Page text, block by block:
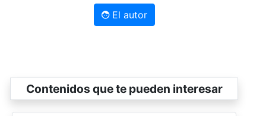
El autor
Contenidos que te pueden interesar